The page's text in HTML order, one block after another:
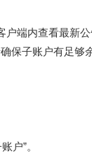
户端内查看最新
保子账户有足够
户”。